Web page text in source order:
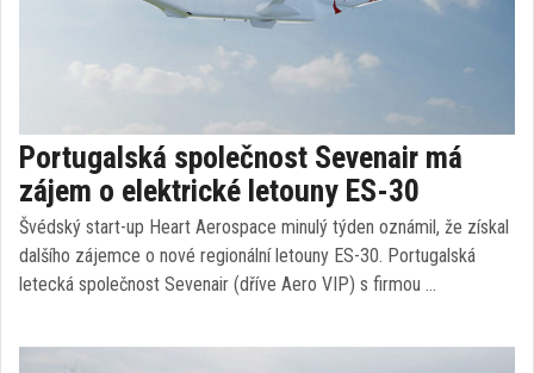
Portugalská společnost Sevenair má
zájem o elektrické letouny ES-30
Švédský start-up Heart Aerospace minulý týden oznámil, že získal
dalšího zájemce o nové regionální letouny ES-30. Portugalská
letecká společnost Sevenair (dříve Aero VIP) s firmou …